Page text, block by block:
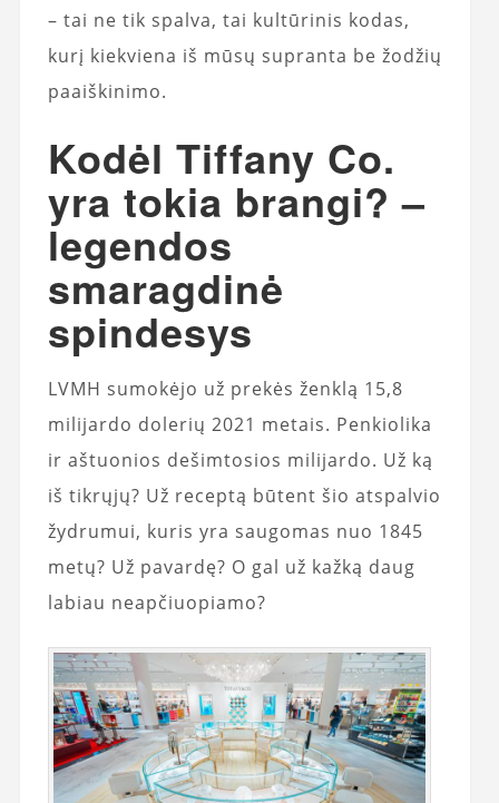
– tai ne tik spalva, tai kultūrinis kodas,
kurį kiekviena iš mūsų supranta be žodžių
paaiškinimo.
Kodėl Tiffany Co.
yra tokia brangi? –
legendos
smaragdinė
spindesys
LVMH sumokėjo už prekės ženklą 15,8
milijardo dolerių 2021 metais. Penkiolika
ir aštuonios dešimtosios milijardo. Už ką
iš tikrųjų? Už receptą būtent šio atspalvio
žydrumui, kuris yra saugomas nuo 1845
metų? Už pavardę? O gal už kažką daug
labiau neapčiuopiamo?